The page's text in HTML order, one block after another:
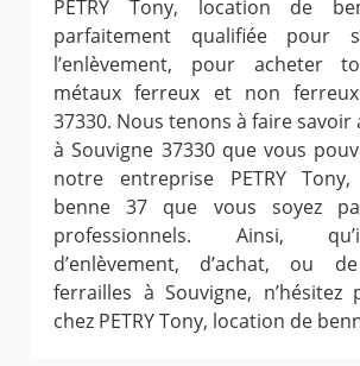
PETRY Tony, location de
parfaitement qualifiée pour
l’enlèvement, pour acheter
métaux ferreux et non
37330. Nous tenons à faire
à Souvigne 37330 que vous
notre entreprise PETRY
benne 37 que vous soyez
professionnels. Ainsi,
d’enlèvement, d’achat, ou
ferrailles à Souvigne, n’hésitez
chez PETRY Tony, location de